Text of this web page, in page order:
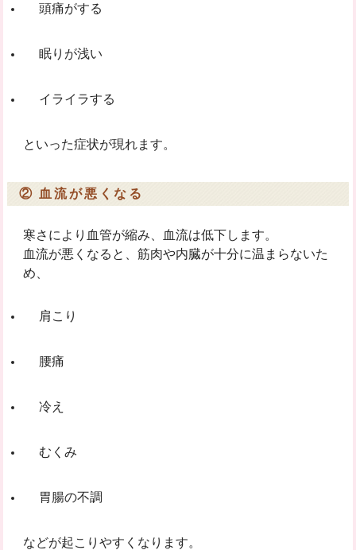
頭痛がする
眠りが浅い
イライラする
といった症状が現れます。
② 血流が悪くなる
寒さにより血管が縮み、血流は低下します。
血流が悪くなると、筋肉や内臓が十分に温まらないた
め、
肩こり
腰痛
冷え
むくみ
胃腸の不調
などが起こりやすくなります。